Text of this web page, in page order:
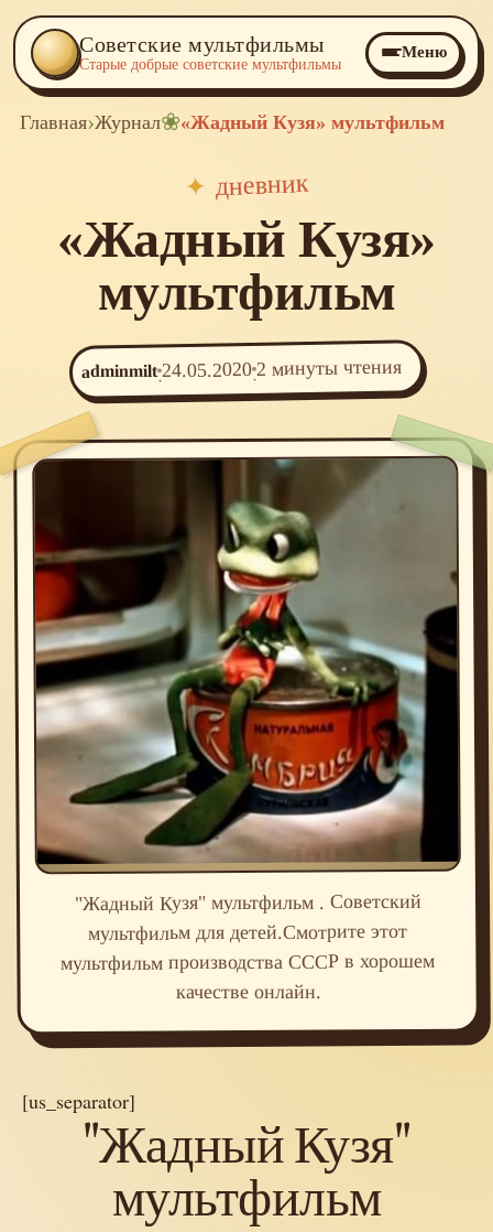
Советские мультфильмы
Старые добрые советские мультфильмы
Меню
Главная›Журнал❀«Жадный Кузя» мультфильм
✦ дневник
«Жадный Кузя»
мультфильм
adminmilt
·
24.05.2020·
2 минуты чтения
"Жадный Кузя" мультфильм . Советский
мультфильм для детей.Смотрите этот
мультфильм производства СССР в хорошем
качестве онлайн.
[us_separator]
"Жадный Кузя"
мультфильм